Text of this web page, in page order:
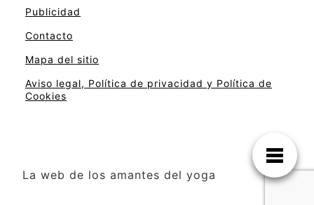
Publicidad
Contacto
Mapa del sitio
Aviso legal, Política de privacidad y Política de
Cookies
La web de los amantes del yoga